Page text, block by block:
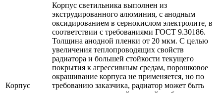
Корпус
Корпус светильника выполнен из
экструдированного алюминия, с анодным
оксидированием в сернокислом электролите, в
соответствии с требованиями ГОСТ 9.30186.
Толщина анодной пленки от 20 мкм. С целью
увеличения теплопроводящих свойств
радиатора и большей стойкости текущего
покрытия к агрессивным средам, порошковое
окрашивание корпуса не применяется, но по
требованию заказчика, радиатор может быть